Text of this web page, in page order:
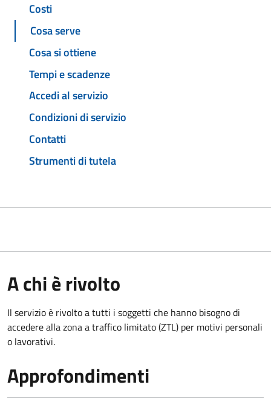
Costi
Cosa serve
Cosa si ottiene
Tempi e scadenze
Accedi al servizio
Condizioni di servizio
Contatti
Strumenti di tutela
A chi è rivolto
Il servizio è rivolto a tutti i soggetti che hanno bisogno di
accedere alla zona a traffico limitato (ZTL) per motivi personali
o lavorativi.
Approfondimenti